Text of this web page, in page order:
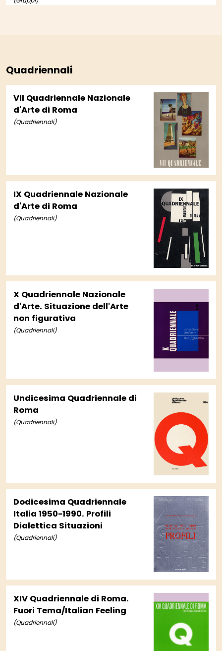
Quadriennali
VII Quadriennale Nazionale
d'Arte di Roma
(Quadriennali)
IX Quadriennale Nazionale
d'Arte di Roma
(Quadriennali)
X Quadriennale Nazionale
d'Arte. Situazione dell'Arte
non figurativa
(Quadriennali)
Undicesima Quadriennale di
Roma
(Quadriennali)
Dodicesima Quadriennale
Italia 1950-1990. Profili
Dialettica Situazioni
(Quadriennali)
XIV Quadriennale di Roma.
Fuori Tema/Italian Feeling
(Quadriennali)